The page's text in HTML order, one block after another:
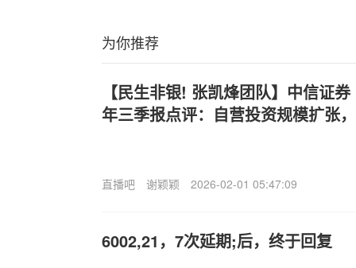
为你推荐
【民生非银! 张凯烽团队】中信证
年三季报点评：自营投资规模扩张
直播吧 谢颖颖 2026-02-01 05:47:09
6002,21，7次延期;后，终于回复